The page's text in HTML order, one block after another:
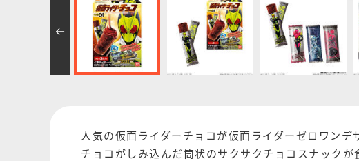
人気の仮面ライダーチョコが仮面ライダーゼロワンデ
チョコがしみ込んだ筒状のサクサクチョコスナックが